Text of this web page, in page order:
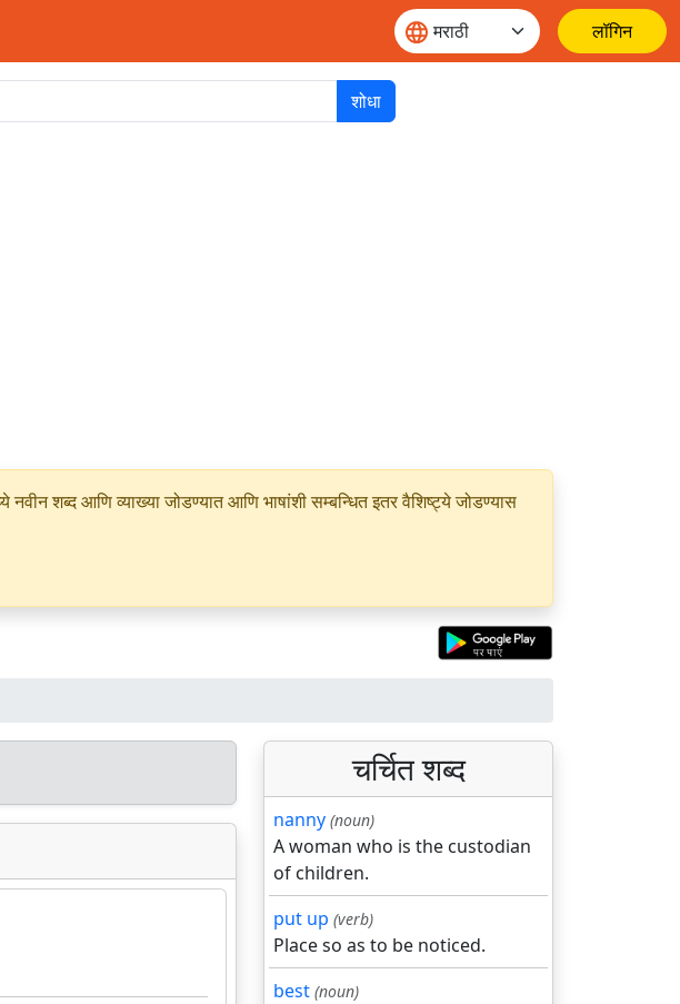
लॉगिन
शोधा
शब्द आणि व्याख्या जोडण्यात आणि भाषांशी सम्बन्धित इतर वैशिष्ट्ये जोडण्यास
चर्चित शब्द
nanny (noun)
A woman who is the custodian
of children.
put up (verb)
Place so as to be noticed.
best (noun)